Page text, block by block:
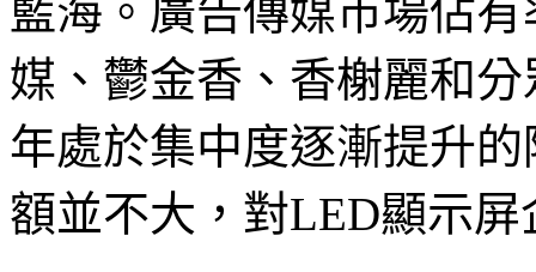
藍海。廣告傳媒市場佔
媒、鬱金香、香榭麗和
年處於集中度逐漸提升
額並不大，對LED顯示